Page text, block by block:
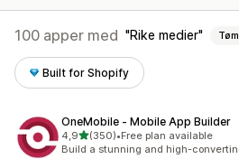
100 apper med Rike medier Tøm
Built for Shopify
OneMobile ‑ Mobile App Builder
4,9av 5 stjerner
(350)
Totalt 350 omtaler
•Free plan available
Build a stunning and high-